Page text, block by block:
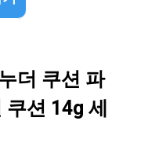
더 쿠션 파
션 14g 세